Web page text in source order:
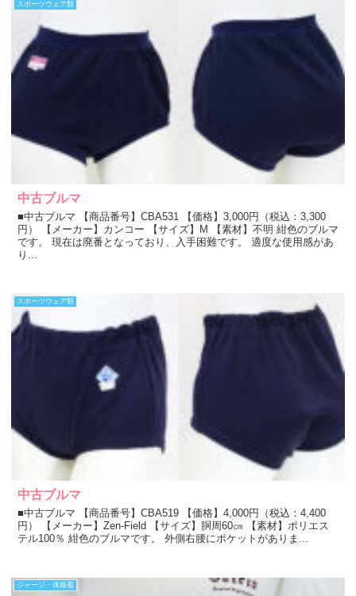
スポーツウェア類
中古ブルマ
■中古ブルマ 【商品番号】CBA531 【価格】3,000円（税込：3,300
円） 【メーカー】カンコー 【サイズ】M 【素材】不明 紺色のブルマ
です。 現在は廃番となっており、入手困難です。 適度な使用感があ
り...
スポーツウェア類
中古ブルマ
■中古ブルマ 【商品番号】CBA519 【価格】4,000円（税込：4,400
円） 【メーカー】Zen-Field 【サイズ】胴周60㎝ 【素材】ポリエス
テル100％ 紺色のブルマです。 外側右腰にポケットがありま...
ジャージ・体操着